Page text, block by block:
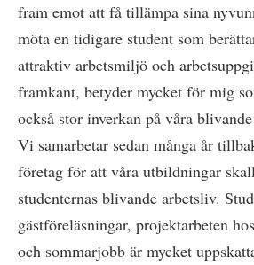
fram emot att få tillämpa sina
möta en tidigare student som
attraktiv arbetsmiljö och
framkant, betyder mycket för mig
också stor inverkan på våra
Vi samarbetar sedan många år
företag för att våra utbildningar
studenternas blivande arbetsliv.
gästföreläsningar, projektarbeten
och sommarjobb är mycket